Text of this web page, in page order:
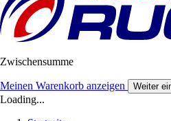
Zwischensumme
Meinen Warenkorb anzeigen Weiter
Loading...